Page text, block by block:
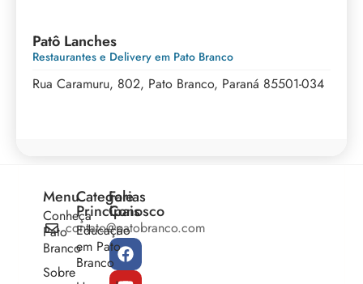
Patô Lanches
Restaurantes e Delivery em Pato Branco
Rua Caramuru, 802, Pato Branco, Paraná 85501-034
Menu
Conheça
Pato
Branco
Sobre
Categorias
Principais
Educação
em Pato
Branco
Fale
Conosco
contato@patobranco.com